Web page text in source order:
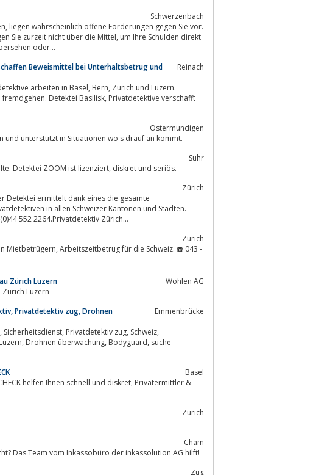
Schwerzenbach
über die Mittel, um Ihre Schulden direkt
oder...
Beweismittel bei Unterhaltsbetrug und
Reinach
Basilisk, Privatdetektive verschafft
Ostermundigen
auf, reduziert Ihre Kosten und unterstützt in Situationen wo's drauf an kommt.
Suhr
Detektiv für Privatpersonen, Unternehmen, Institutionen und Anwälte. Detektei ZOOM ist lizenziert, diskret und seriös.
Zürich
Detektei ermittelt dank eines die gesamte
in allen Schweizer Kantonen und Städten.
552 2264.Privatdetektiv Zürich...
Zürich
Zürich Luzern
Wohlen AG
Luzern
Privatdetektiv zug, Drohnen
Emmenbrücke
Basel
Ihnen schnell und diskret, Privatermittler &
Zürich
Cham
Das Team vom Inkassobüro der inkassolution AG hilft!
Zug